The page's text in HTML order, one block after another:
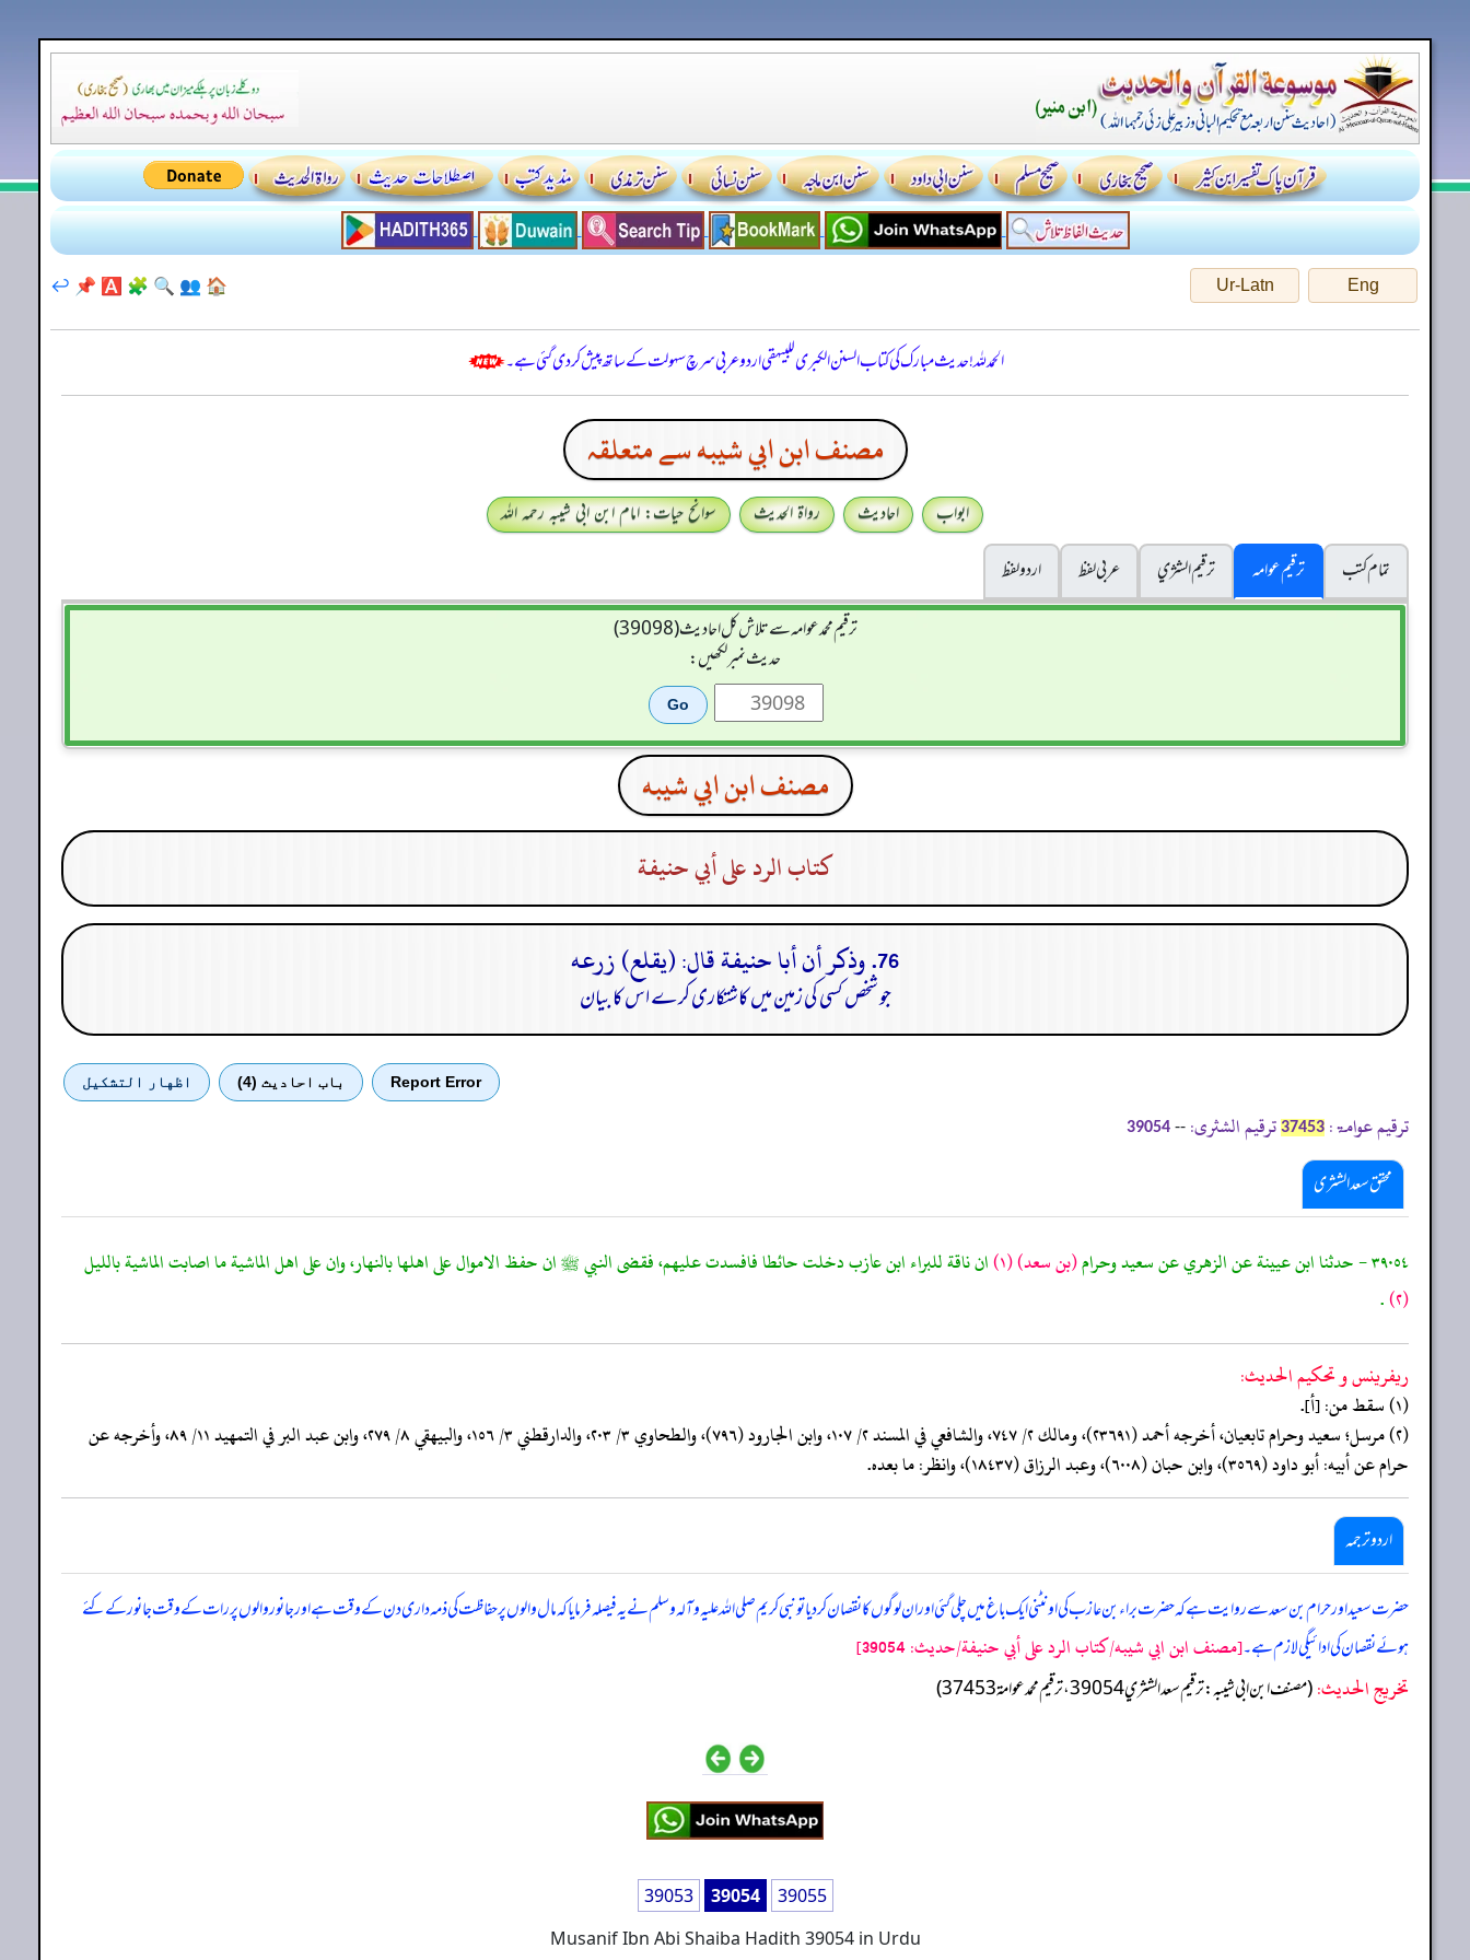
Eng
Ur-Latn
🏠
👥
🔍
🧩
🅰️
📌
↩️
الحمدللہ! حدیث مبارک کی کتاب السنن الكبرى للبيهقي اردو عربی سرچ سہولت کے ساتھ پیش کر دی گئی ہے۔
مصنف ابن ابي شيبه سے متعلقہ
ابواب احادیث رواۃ الحدیث
سوانح حیات: امام ابن ابی شیبہ رحمہ اللہ
تمام کتب
ترقیم عوامہ ترقيم الشژي عربی لفظ
اردو لفظ
ترقیم محمدعوامہ سے تلاش کل احادیث (39098)
حدیث نمبر لکھیں:
مصنف ابن ابي شيبه
كتاب الرد على أبي حنيفة
76. وذكر أن أبا حنيفة قال: (يقلع) زرعه
جو شخص کسی کی زمین میں کاشتکاری کرے اس کا بیان
Report Error باب احادیث (4) اظهار التشكيل
ترقیم عوامۃ: 37453 ترقیم الشثری: --
39054
محقق سعد الشثری
٣٩٠٥٤ - حدثنا ابن عيينة عن الزهري عن سعيد وحرام (بن سعد)(١) ان ناقة للبراء ابن عازب دخلت حائطا فافسدت عليهم، فقضى النبي ﷺ ان حفظ الاموال على اهلها بالنهار، وان على اهل الماشية ما اصابت الماشية بالليل
(٢) .
ريفرينس و تحكيم الحدیث:
(١) سقط من: [أ].
(٢) مرسل؛ سعيد وحرام تابعيان، أخرجه أحمد (٢٣٦٩١)، ومالك ٢/ ٧٤٧، والشافعي في المسند ٢/ ١٠٧، وابن الجارود (٧٩٦)، والطحاوي ٣/ ٢٠٣، والدارقطني ٣/ ١٥٦، والبيهقي ٨/ ٢٧٩، وابن عبد البر في التمهيد ١١/ ٨٩، وأخرجه عن
حرام عن أبيه: أبو داود (٣٥٦٩)، وابن حبان (٦٠٠٨)، وعبد الرزاق (١٨٤٣٧)، وانظر: ما بعده.
اردو ترجمہ
حضرت سعید اور حرام بن سعد سے روایت ہے کہ حضرت براء بن عازب کی اونٹنی ایک باغ میں چلی گئی اور ان لوگوں کا نقصان کردیا تو نبی کریم صلی اللہ علیہ وآلہ وسلم نے یہ فیصلہ فرمایا کہ مال والوں پر حفاظت کی ذمہ داری دن کے وقت ہے اور جانور والوں پر رات کے وقت جانور کے کئے
ہوئے نقصان کی ادائیگی لازم ہے۔[مصنف ابن ابي شيبه/كتاب الرد على أبي حنيفة/حدیث: 39054]
تخریج الحدیث:(مصنف ابن ابي شيبه: ترقيم سعد الشثري 39054، ترقيم محمد عوامة 37453)
39053 39054
39055
Musanif Ibn Abi Shaiba Hadith 39054 in Urdu